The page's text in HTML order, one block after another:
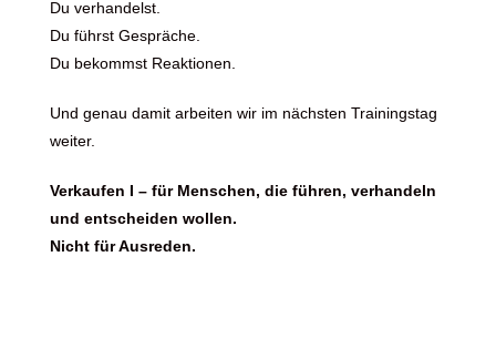
Du verhandelst.
Du führst Gespräche.
Du bekommst Reaktionen.
Und genau damit arbeiten wir im nächsten Trainingstag
weiter.
Verkaufen I – für Menschen, die führen, verhandeln
und entscheiden wollen.
Nicht für Ausreden.